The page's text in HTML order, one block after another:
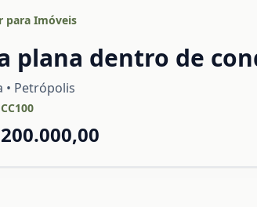
para Imóveis
plana dentro de
• Petrópolis
CC100